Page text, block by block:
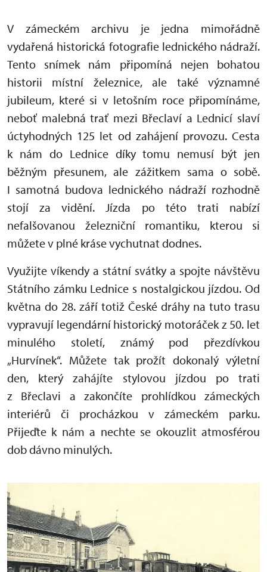
V zámeckém archivu je jedna mimořádně
vydařená historická fotografie lednického nádraží.
Tento snímek nám připomíná nejen bohatou
historii místní železnice, ale také významné
jubileum, které si v letošním roce připomínáme,
neboť malebná trať mezi Břeclaví a Lednicí slaví
úctyhodných 125 let od zahájení provozu. Cesta
k nám do Lednice díky tomu nemusí být jen
běžným přesunem, ale zážitkem sama o sobě.
I samotná budova lednického nádraží rozhodně
stojí za vidění. Jízda po této trati nabízí
nefalšovanou železniční romantiku, kterou si
můžete v plné kráse vychutnat dodnes.
Využijte víkendy a státní svátky a spojte návštěvu
Státního zámku Lednice s nostalgickou jízdou. Od
května do 28. září totiž České dráhy na tuto trasu
vypravují legendární historický motoráček z 50. let
minulého století, známý pod přezdívkou
„Hurvínek“. Můžete tak prožít dokonalý výletní
den, který zahájíte stylovou jízdou po trati
z Břeclavi a zakončíte prohlídkou zámeckých
interiérů či procházkou v zámeckém parku.
Přijeďte k nám a nechte se okouzlit atmosférou
dob dávno minulých.